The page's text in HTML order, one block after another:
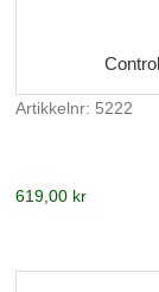
Artikkelnr: 5222
619,00 kr